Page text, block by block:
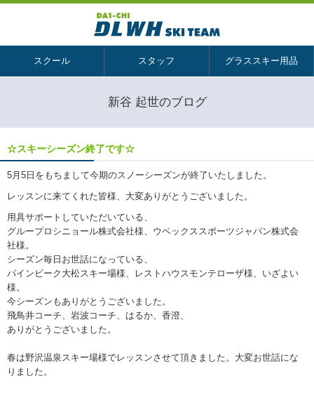
スクール スタッフ グラススキー用品
新谷 起世のブログ
☆スキーシーズン終了です☆
5月5日をもちまして今期のスノーシーズンが終了いたしました。
レッスンに来てくれた皆様、大変ありがとうございました。
用具サポートしていただいている、
グループロシニョール株式会社様、ウベックススポーツジャパン株式会
社様。
シーズン毎日お世話になっている、
パインビーク大松スキー場様、レストハウスモンテローザ様、いざよい
様。
今シーズンもありがとうございました。
飛鳥井コーチ、岩波コーチ、はるか、香澄、
ありがとうございました。
春は野沢温泉スキー場様でレッスンさせて頂きました。大変お世話にな
りました。